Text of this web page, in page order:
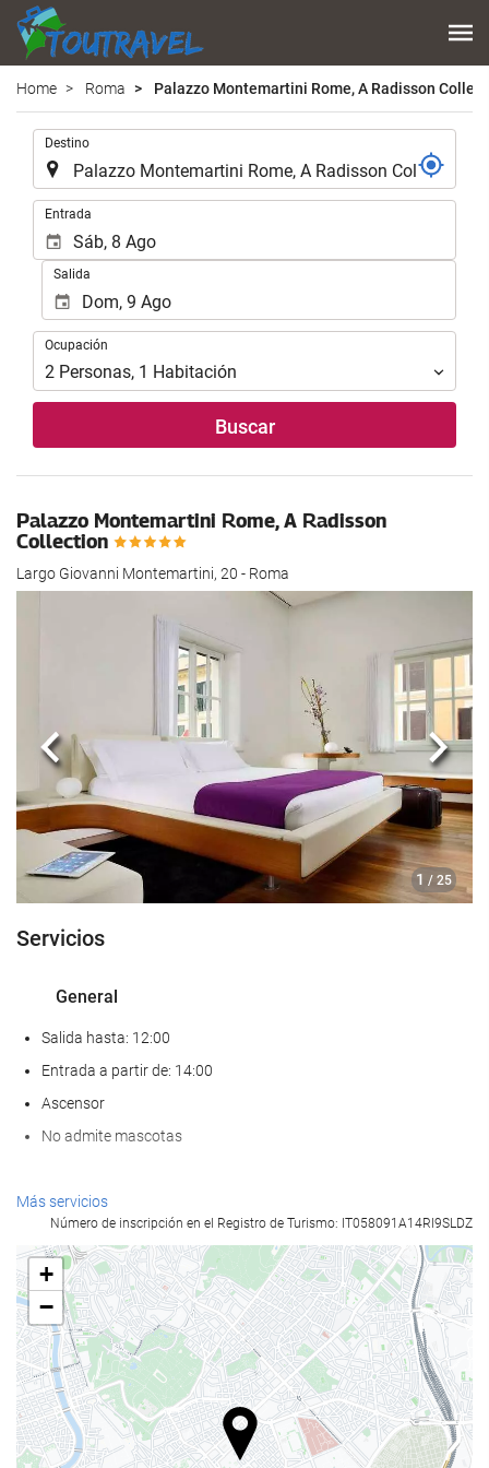
Home Roma Palazzo Montemartini Rome, A Radisson
Introduzca
lugar
de
destino
en
que
realizar
búsqueda
de
Destino
Introduzca
las
fechas
inicio
fin
para
realizar
Entrada
Salida
Ocupación
Ocupación
2 Personas, 1 Habitación
Buscar
Palazzo Montemartini Rome, A Radisson
Collection
Largo Giovanni Montemartini, 20 - Roma
1 / 25
Anterior
Servicios
General
Salida hasta: 12:00
Entrada a partir de: 14:00
Ascensor
No admite mascotas
Servicios de recepción
Recepción 24 horas
Guardaequipaje
Comida y bebida
Restaurante a la carta
Bar
Acceso a Internet
Más servicios
Número de inscripción en el Registro de Turismo: IT058091A14RI9SLDZ
+
−